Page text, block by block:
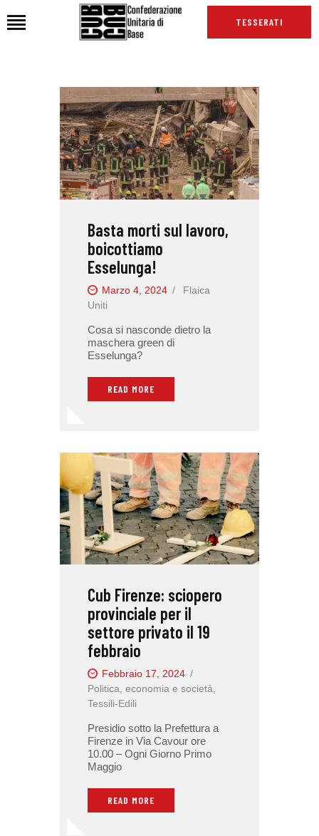
TESSERATI
HOME
CHI SIAMO
SEDI
NEWS
PODCAST CUB
INTERNAZIONALE
RASSEGNA STAMPA
Basta morti sul lavoro,
boicottiamo
Esselunga!
Marzo 4, 2024
Flaica
Uniti
Cosa si nasconde dietro la
maschera green di
Esselunga?
READ MORE
Cub Firenze: sciopero
provinciale per il
settore privato il 19
febbraio
Febbraio 17, 2024
Politica, economia e società
Tessili-Edili
Presidio sotto la Prefettura a
Firenze in Via Cavour ore
10.00 – Ogni Giorno Primo
Maggio
READ MORE